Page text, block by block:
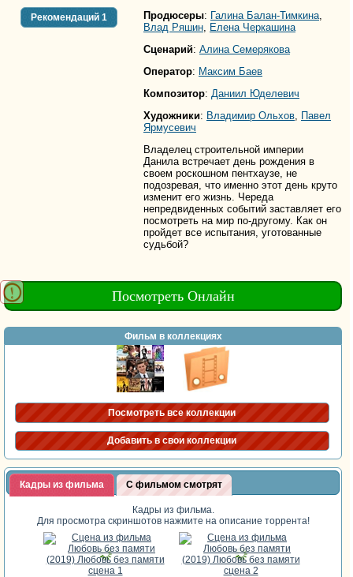
Рекомендаций1
Продюсеры: Галина Балан-Тимкина,
Влад Ряшин, Елена Черкашина
Сценарий: Алина Семерякова
Оператор: Максим Баев
Композитор: Даниил Юделевич
Художники: Владимир Ольхов, Павел
Ярмусевич
Владелец строительной империи
Данила встречает день рождения в
своем роскошном пентхаузе, не
подозревая, что именно этот день круто
изменит его жизнь. Череда
непредвиденных событий заставляет его
посмотреть на мир по-другому. Как он
пройдет все испытания, уготованные
судьбой?
Посмотреть Онлайн
Фильм в коллекциях
Посмотреть все коллекции
Добавить в свои коллекции
Кадры из фильма С фильмом смотрят
Кадры из фильма.
Для просмотра скриншотов нажмите на описание торрента!